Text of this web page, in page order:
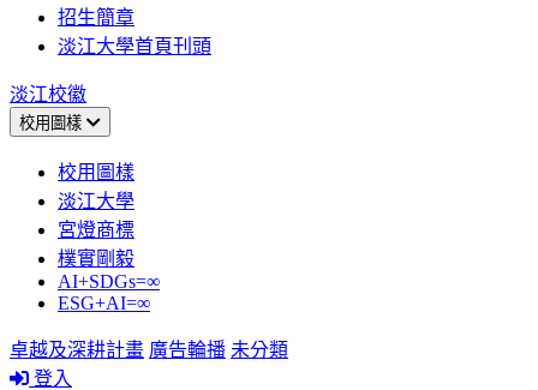
招生簡章
淡江大學首頁刊頭
淡江校徽
校用圖樣
校用圖樣
淡江大學
宮燈商標
樸實剛毅
AI+SDGs=∞
ESG+AI=∞
卓越及深耕計畫 廣告輪播 未分類
登入